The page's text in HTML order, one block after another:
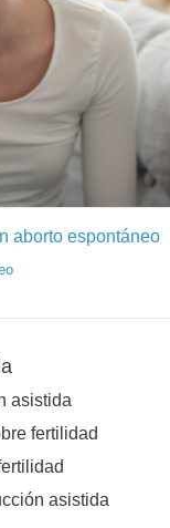
aborto espontáneo
asistida
fertilidad
asistida